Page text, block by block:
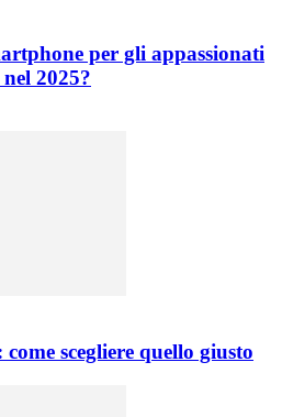
per gli appassionati
2025?
scegliere quello giusto